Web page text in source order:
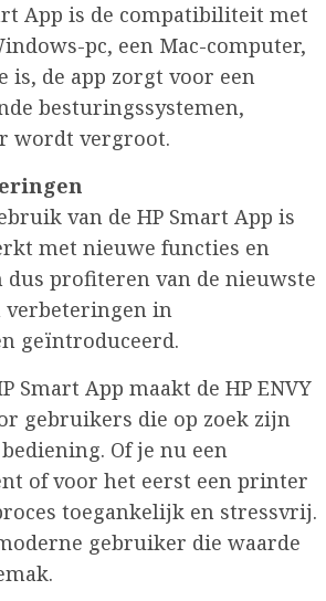
App is de compatibiliteit met
pc, een Mac-computer,
is, de app zorgt voor een
besturingssystemen,
wordt vergroot.
van de HP Smart App is
met nieuwe functies en
profiteren van de nieuwste
in
geïntroduceerd.
Smart App maakt de HP ENVY
gebruikers die op zoek zijn
Of je nu een
of voor het eerst een printer
toegankelijk en stressvrij.
gebruiker die waarde